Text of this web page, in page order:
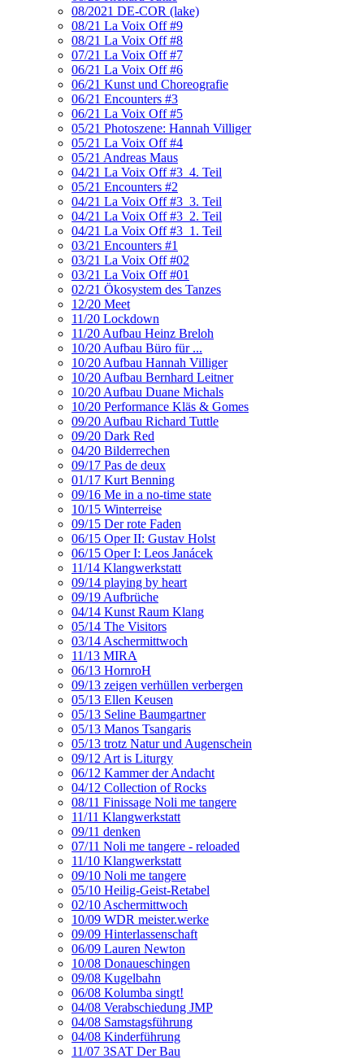
08/2021 DE-COR (lake)
08/21 La Voix Off #9
08/21 La Voix Off #8
07/21 La Voix Off #7
06/21 La Voix Off #6
06/21 Kunst und Choreografie
06/21 Encounters #3
06/21 La Voix Off #5
05/21 Photoszene: Hannah Villiger
05/21 La Voix Off #4
05/21 Andreas Maus
04/21 La Voix Off #3_4. Teil
05/21 Encounters #2
04/21 La Voix Off #3_3. Teil
04/21 La Voix Off #3_2. Teil
04/21 La Voix Off #3_1. Teil
03/21 Encounters #1
03/21 La Voix Off #02
03/21 La Voix Off #01
02/21 Ökosystem des Tanzes
12/20 Meet
11/20 Lockdown
11/20 Aufbau Heinz Breloh
10/20 Aufbau Büro für ...
10/20 Aufbau Hannah Villiger
10/20 Aufbau Bernhard Leitner
10/20 Aufbau Duane Michals
10/20 Performance Kläs & Gomes
09/20 Aufbau Richard Tuttle
09/20 Dark Red
04/20 Bilderrechen
09/17 Pas de deux
01/17 Kurt Benning
09/16 Me in a no-time state
10/15 Winterreise
09/15 Der rote Faden
06/15 Oper II: Gustav Holst
06/15 Oper I: Leos Janácek
11/14 Klangwerkstatt
09/14 playing by heart
09/19 Aufbrüche
04/14 Kunst Raum Klang
05/14 The Visitors
03/14 Aschermittwoch
11/13 MIRA
06/13 HornroH
09/13 zeigen verhüllen verbergen
05/13 Ellen Keusen
05/13 Seline Baumgartner
05/13 Manos Tsangaris
05/13 trotz Natur und Augenschein
09/12 Art is Liturgy
06/12 Kammer der Andacht
04/12 Collection of Rocks
08/11 Finissage Noli me tangere
11/11 Klangwerkstatt
09/11 denken
07/11 Noli me tangere - reloaded
11/10 Klangwerkstatt
09/10 Noli me tangere
05/10 Heilig-Geist-Retabel
02/10 Aschermittwoch
10/09 WDR meister.werke
09/09 Hinterlassenschaft
06/09 Lauren Newton
10/08 Donaueschingen
09/08 Kugelbahn
06/08 Kolumba singt!
04/08 Verabschiedung JMP
04/08 Samstagsführung
04/08 Kinderführung
11/07 3SAT Der Bau